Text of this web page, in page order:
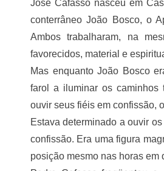
José Cafasso nasceu em
conterrâneo João Bosco, o
Ambos trabalharam, na
favorecidos, material e
Mas enquanto João Bosco
farol a iluminar os caminhos
ouvir seus fiéis em confissão,
Estava determinado a ouvir
confissão. Era uma figura
posição mesmo nas horas